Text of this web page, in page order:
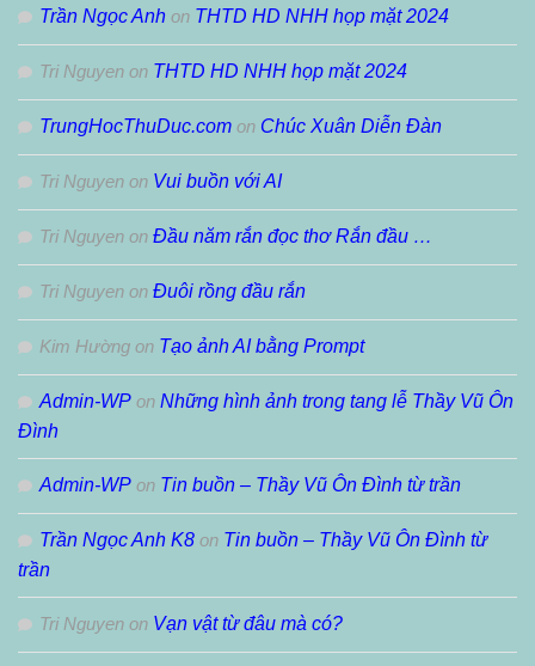
Trần Ngọc Anh on THTD HD NHH họp mặt 2024
Tri Nguyen on THTD HD NHH họp mặt 2024
TrungHocThuDuc.com on Chúc Xuân Diễn Đàn
Tri Nguyen on Vui buồn với AI
Tri Nguyen on Đầu năm rắn đọc thơ Rắn đầu …
Tri Nguyen on Đuôi rồng đầu rắn
Kim Hường on Tạo ảnh AI bằng Prompt
Admin-WP on Những hình ảnh trong tang lễ Thầy Vũ Ôn
Đình
Admin-WP on Tin buồn – Thầy Vũ Ôn Đình từ trần
Trần Ngọc Anh K8 on Tin buồn – Thầy Vũ Ôn Đình từ
trần
Tri Nguyen on Vạn vật từ đâu mà có?